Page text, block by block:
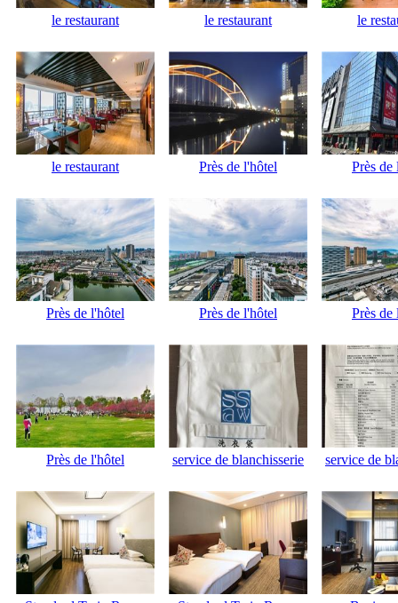
le restaurant le restaurant le
le restaurant Près de l'hôtel Près de
Près de l'hôtel Près de l'hôtel Près de
Près de l'hôtel service de blanchisserie service de